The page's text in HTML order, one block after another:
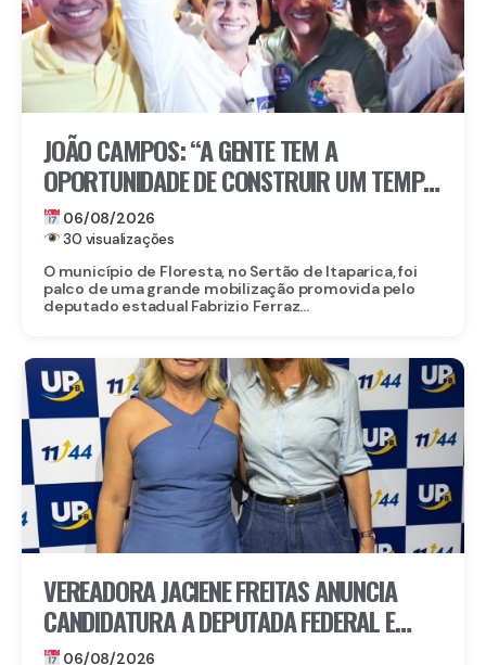
JOÃO CAMPOS: “A GENTE TEM A
OPORTUNIDADE DE CONSTRUIR UM TEMPO
BOM PELA FRENTE”
06/08/2026
30 visualizações
O município de Floresta, no Sertão de Itaparica, foi
palco de uma grande mobilização promovida pelo
deputado estadual Fabrizio Ferraz...
VEREADORA JACIENE FREITAS ANUNCIA
CANDIDATURA A DEPUTADA FEDERAL E
FECHA DOBRADINHA COM ROBERTA
06/08/2026